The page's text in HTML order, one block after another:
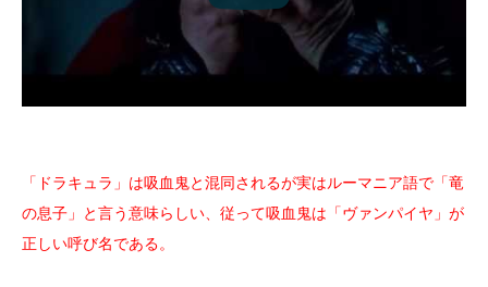
「ドラキュラ」は吸血鬼と混同されるが実はルーマニア語で「竜
の息子」と言う意味らしい、従って吸血鬼は「ヴァンパイヤ」が
正しい呼び名である。